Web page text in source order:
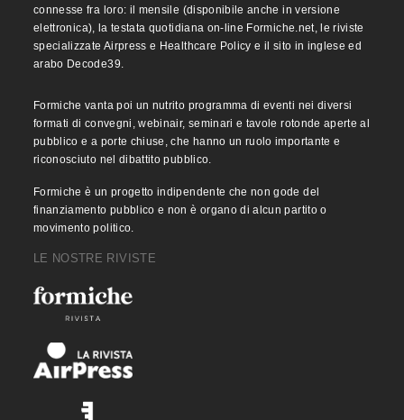
connesse fra loro: il mensile (disponibile anche in versione
elettronica), la testata quotidiana on-line Formiche.net, le riviste
specializzate Airpress e Healthcare Policy e il sito in inglese ed
arabo Decode39.
Formiche vanta poi un nutrito programma di eventi nei diversi
formati di convegni, webinair, seminari e tavole rotonde aperte al
pubblico e a porte chiuse, che hanno un ruolo importante e
riconosciuto nel dibattito pubblico.
Formiche è un progetto indipendente che non gode del
finanziamento pubblico e non è organo di alcun partito o
movimento politico.
LE NOSTRE RIVISTE